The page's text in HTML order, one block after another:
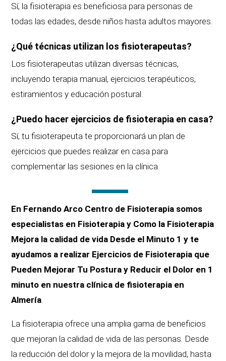
Sí, la fisioterapia es beneficiosa para personas de
todas las edades, desde niños hasta adultos mayores.
¿Qué técnicas utilizan los fisioterapeutas?
Los fisioterapeutas utilizan diversas técnicas,
incluyendo terapia manual, ejercicios terapéuticos,
estiramientos y educación postural.
¿Puedo hacer ejercicios de fisioterapia en casa?
Sí, tu fisioterapeuta te proporcionará un plan de
ejercicios que puedes realizar en casa para
complementar las sesiones en la clínica.
En Fernando Arco Centro de Fisioterapia somos
especialistas en Fisioterapia y Como la Fisioterapia
Mejora la calidad de vida Desde el Minuto 1 y te
ayudamos a realizar Ejercicios de Fisioterapia que
Pueden Mejorar Tu Postura y Reducir el Dolor en 1
minuto en nuestra clínica de fisioterapia en
Almería
La fisioterapia ofrece una amplia gama de beneficios
que mejoran la calidad de vida de las personas. Desde
la reducción del dolor y la mejora de la movilidad, hasta